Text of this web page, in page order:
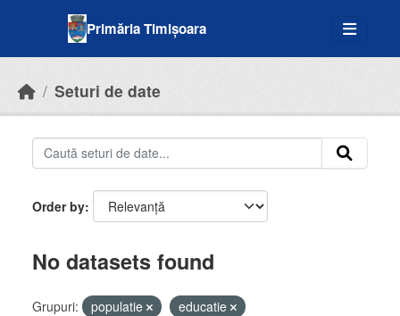
Primăria Timișoara
Seturi de date
Order by
No datasets found
Grupuri: populatie
educatie